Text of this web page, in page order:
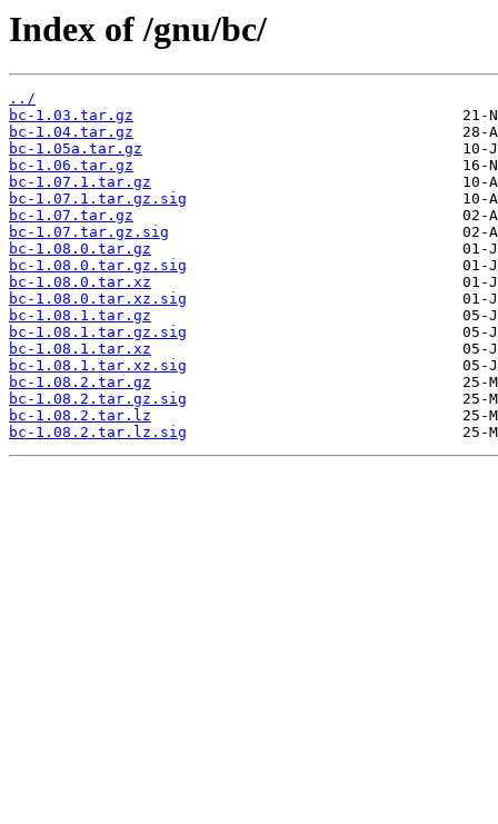
Index of /gnu/bc/
../
bc-1.03.tar.gz
bc-1.04.tar.gz
bc-1.05a.tar.gz
bc-1.06.tar.gz
bc-1.07.1.tar.gz
bc-1.07.1.tar.gz.sig
bc-1.07.tar.gz
bc-1.07.tar.gz.sig
bc-1.08.0.tar.gz
bc-1.08.0.tar.gz.sig
bc-1.08.0.tar.xz
bc-1.08.0.tar.xz.sig
bc-1.08.1.tar.gz
bc-1.08.1.tar.gz.sig
bc-1.08.1.tar.xz
bc-1.08.1.tar.xz.sig
bc-1.08.2.tar.gz
bc-1.08.2.tar.gz.sig
bc-1.08.2.tar.lz
bc-1.08.2.tar.lz.sig